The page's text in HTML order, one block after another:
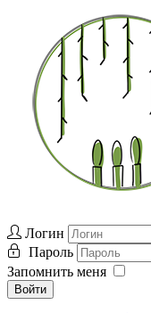
Логин
Пароль
Запомнить меня
Войти